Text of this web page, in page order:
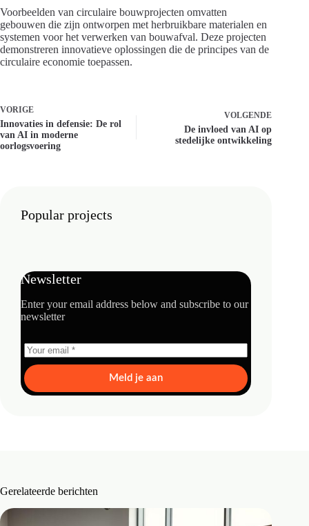
Voorbeelden van circulaire bouwprojecten omvatten
gebouwen die zijn ontworpen met herbruikbare materialen en
systemen voor het verwerken van bouwafval. Deze projecten
demonstreren innovatieve oplossingen die de principes van de
circulaire economie toepassen.
VORIGE
Innovaties in defensie: De rol
van AI in moderne
oorlogsvoering
VOLGENDE
De invloed van AI op
stedelijke ontwikkeling
Popular projects
Newsletter
Enter your email address below and subscribe to our
newsletter
Meld je aan
Gerelateerde berichten